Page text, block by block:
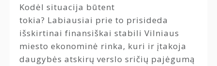
Kodėl situacija būtent
tokia? Labiausiai prie to prisideda
išskirtinai finansiškai stabili Vilniaus
miesto ekonominė rinka, kuri ir įtakoja
daugybės atskirų verslo sričių pajėgumą